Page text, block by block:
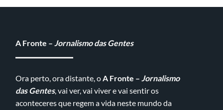
A Fronte – Jornalismo das Gentes
Ora perto, ora distante, oA Fronte – Jornalismo
das Gentes, vai ver, vai viver e vai sentir os
aconteceres que regem a vida neste mundo da